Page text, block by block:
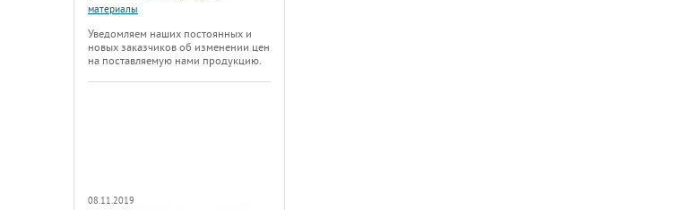
материалы
Уведомляем наших постоянных и
новых заказчиков об изменении цен
на поставляемую нами продукцию.
08.11.2019